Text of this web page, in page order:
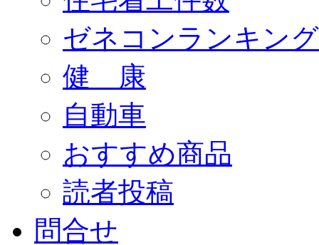
ゼネコンランキング
健 康
自動車
おすすめ商品
読者投稿
問合せ